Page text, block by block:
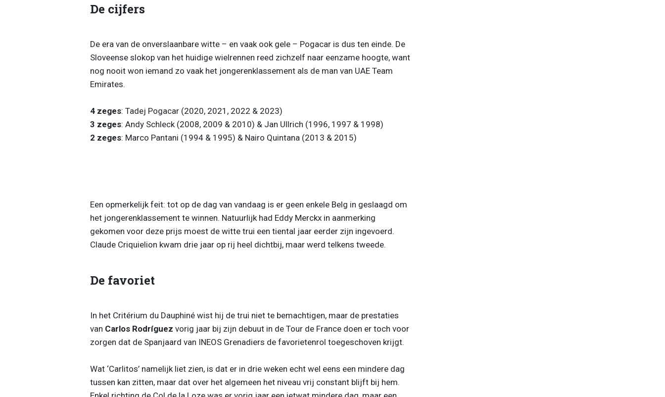
De cijfers
De era van de onverslaanbare witte – en vaak ook gele – Pogacar is dus ten einde. De
Sloveense slokop van het huidige wielrennen reed zichzelf naar eenzame hoogte, want
nog nooit won iemand zo vaak het jongerenklassement als de man van UAE Team
Emirates.
4 zeges: Tadej Pogacar (2020, 2021, 2022 & 2023)
3 zeges: Andy Schleck (2008, 2009 & 2010) & Jan Ullrich (1996, 1997 & 1998)
2 zeges: Marco Pantani (1994 & 1995) & Nairo Quintana (2013 & 2015)
Een opmerkelijk feit: tot op de dag van vandaag is er geen enkele Belg in geslaagd om
het jongerenklassement te winnen. Natuurlijk had Eddy Merckx in aanmerking
gekomen voor deze prijs moest de witte trui een tiental jaar eerder zijn ingevoerd.
Claude Criquielion kwam drie jaar op rij heel dichtbij, maar werd telkens tweede.
De favoriet
In het Critérium du Dauphiné wist hij de trui niet te bemachtigen, maar de prestaties
van Carlos Rodríguez vorig jaar bij zijn debuut in de Tour de France doen er toch voor
zorgen dat de Spanjaard van INEOS Grenadiers de favorietenrol toegeschoven krijgt.
Wat ‘Carlitos’ namelijk liet zien, is dat er in drie weken echt wel eens een mindere dag
tussen kan zitten, maar dat over het algemeen het niveau vrij constant blijft bij hem.